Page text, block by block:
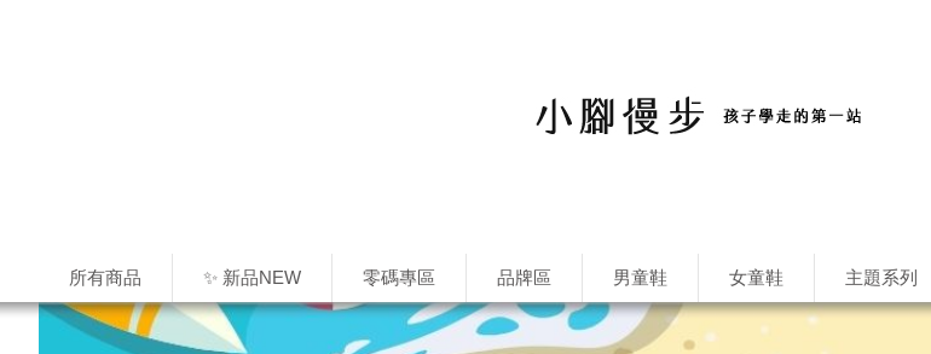
所有商品 ✨ 新品NEW 零碼專區 品牌區 男童鞋 女童鞋 主題系列